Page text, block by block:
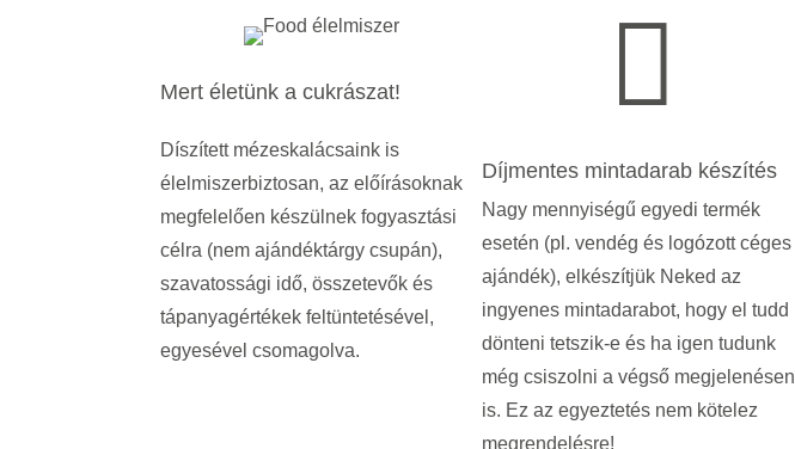
Mert életünk a cukrászat!
Díszített mézeskalácsaink is
élelmiszerbiztosan, az előírásoknak
megfelelően készülnek fogyasztási
célra (nem ajándéktárgy csupán),
szavatossági idő, összetevők és
tápanyagértékek feltüntetésével,
egyesével csomagolva.

Díjmentes mintadarab készítés
Nagy mennyiségű egyedi termék
esetén (pl. vendég és logózott céges
ajándék), elkészítjük Neked az
ingyenes mintadarabot, hogy el tudd
dönteni tetszik-e és ha igen tudunk
még csiszolni a végső megjelenésen
is. Ez az egyeztetés nem kötelez
megrendelésre!